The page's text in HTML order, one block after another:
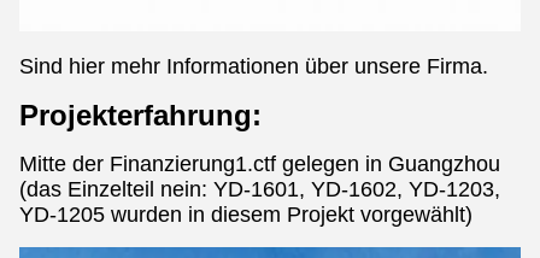
Sind hier mehr Informationen über unsere Firma.
Projekterfahrung:
Mitte der Finanzierung1.ctf gelegen in Guangzhou
(das Einzelteil nein: YD-1601, YD-1602, YD-1203,
YD-1205 wurden in diesem Projekt vorgewählt)